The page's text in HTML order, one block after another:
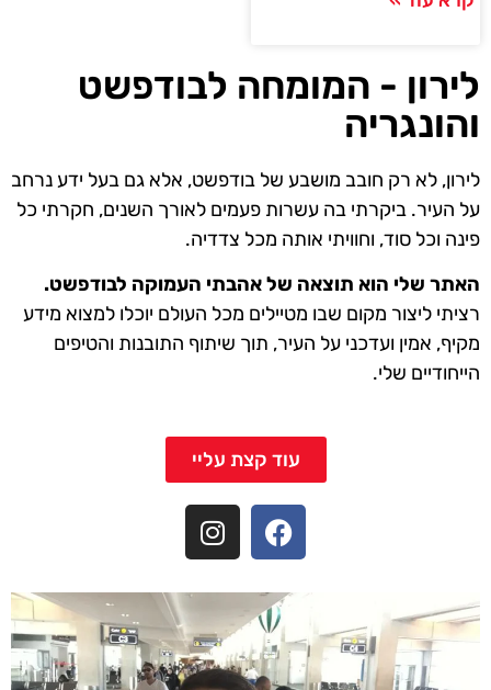
לירון - המומחה לבודפשט
והונגריה
לירון, לא רק חובב מושבע של בודפשט, אלא גם בעל ידע נרחב
על העיר. ביקרתי בה עשרות פעמים לאורך השנים, חקרתי כל
פינה וכל סוד, וחוויתי אותה מכל צדדיה.
האתר שלי הוא תוצאה של אהבתי העמוקה לבודפשט.
רציתי ליצור מקום שבו מטיילים מכל העולם יוכלו למצוא מידע
מקיף, אמין ועדכני על העיר, תוך שיתוף התובנות והטיפים
הייחודיים שלי.
עוד קצת עליי